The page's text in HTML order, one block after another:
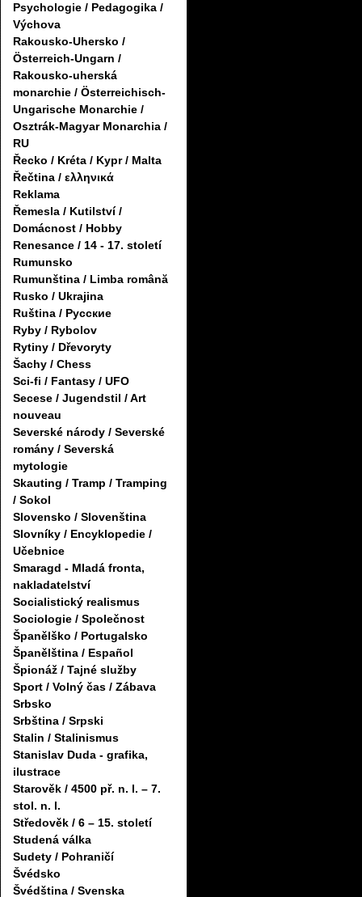
Psychologie / Pedagogika /
Výchova
Rakousko-Uhersko /
Österreich-Ungarn /
Rakousko-uherská
monarchie / Österreichisch-
Ungarische Monarchie /
Osztrák-Magyar Monarchia /
RU
Řecko / Kréta / Kypr / Malta
Řečtina / ελληνικά
Reklama
Řemesla / Kutilství /
Domácnost / Hobby
Renesance / 14 - 17. století
Rumunsko
Rumunština / Limba română
Rusko / Ukrajina
Ruština / Русские
Ryby / Rybolov
Rytiny / Dřevoryty
Šachy / Chess
Sci-fi / Fantasy / UFO
Secese / Jugendstil / Art
nouveau
Severské národy / Severské
romány / Severská
mytologie
Skauting / Tramp / Tramping
/ Sokol
Slovensko / Slovenština
Slovníky / Encyklopedie /
Učebnice
Smaragd - Mladá fronta,
nakladatelství
Socialistický realismus
Sociologie / Společnost
Španělško / Portugalsko
Španělština / Español
Špionáž / Tajné služby
Sport / Volný čas / Zábava
Srbsko
Srbština / Srpski
Stalin / Stalinismus
Stanislav Duda - grafika,
ilustrace
Starověk / 4500 př. n. l. – 7.
stol. n. l.
Středověk / 6 – 15. století
Studená válka
Sudety / Pohraničí
Švédsko
Švédština / Svenska